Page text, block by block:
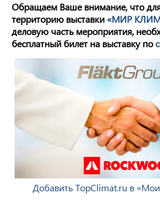
Обращаем Ваше внимание, что
территорию выставки«МИР
деловую часть мероприятия,
бесплатный билет на выставку по
Добавить TopClimat.ru в